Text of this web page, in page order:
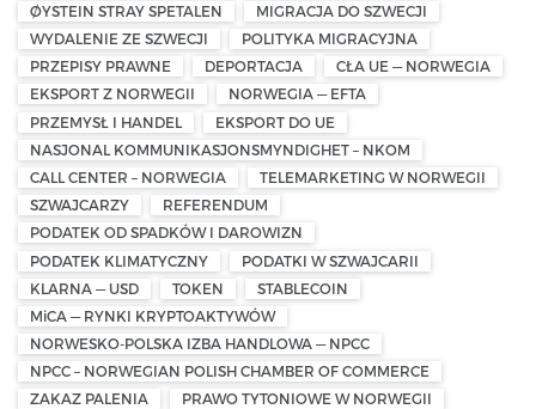
ØYSTEIN STRAY SPETALEN
MIGRACJA DO SZWECJI
WYDALENIE ZE SZWECJI
POLITYKA MIGRACYJNA
PRZEPISY PRAWNE
DEPORTACJA
CŁA UE — NORWEGIA
EKSPORT Z NORWEGII
NORWEGIA — EFTA
PRZEMYSŁ I HANDEL
EKSPORT DO UE
NASJONAL KOMMUNIKASJONSMYNDIGHET – NKOM
CALL CENTER – NORWEGIA
TELEMARKETING W NORWEGII
SZWAJCARZY
REFERENDUM
PODATEK OD SPADKÓW I DAROWIZN
PODATEK KLIMATYCZNY
PODATKI W SZWAJCARII
KLARNA — USD
TOKEN
STABLECOIN
MiCA — RYNKI KRYPTOAKTYWÓW
NORWESKO-POLSKA IZBA HANDLOWA — NPCC
NPCC – NORWEGIAN POLISH CHAMBER OF COMMERCE
ZAKAZ PALENIA
PRAWO TYTONIOWE W NORWEGII